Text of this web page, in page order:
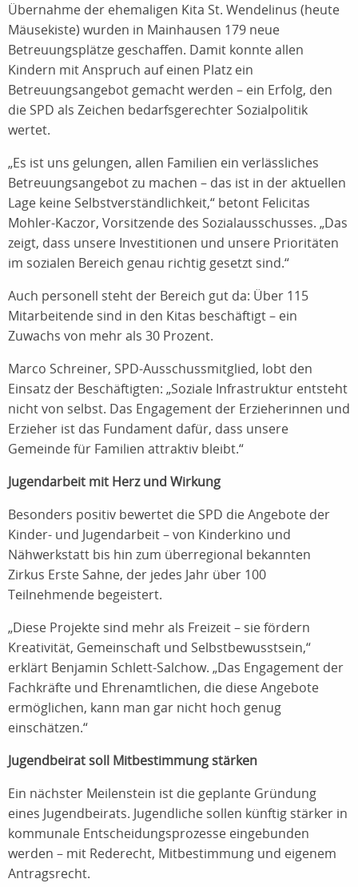
Übernahme der ehemaligen Kita St. Wendelinus (heute
Mäusekiste) wurden in Mainhausen 179 neue
Betreuungsplätze geschaffen. Damit konnte allen
Kindern mit Anspruch auf einen Platz ein
Betreuungsangebot gemacht werden – ein Erfolg, den
die SPD als Zeichen bedarfsgerechter Sozialpolitik
wertet.
„Es ist uns gelungen, allen Familien ein verlässliches
Betreuungsangebot zu machen – das ist in der aktuellen
Lage keine Selbstverständlichkeit,“ betont Felicitas
Mohler-Kaczor, Vorsitzende des Sozialausschusses. „Das
zeigt, dass unsere Investitionen und unsere Prioritäten
im sozialen Bereich genau richtig gesetzt sind.“
Auch personell steht der Bereich gut da: Über 115
Mitarbeitende sind in den Kitas beschäftigt – ein
Zuwachs von mehr als 30 Prozent.
Marco Schreiner, SPD-Ausschussmitglied, lobt den
Einsatz der Beschäftigten: „Soziale Infrastruktur entsteht
nicht von selbst. Das Engagement der Erzieherinnen und
Erzieher ist das Fundament dafür, dass unsere
Gemeinde für Familien attraktiv bleibt.“
Jugendarbeit mit Herz und Wirkung
Besonders positiv bewertet die SPD die Angebote der
Kinder- und Jugendarbeit – von Kinderkino und
Nähwerkstatt bis hin zum überregional bekannten
Zirkus Erste Sahne, der jedes Jahr über 100
Teilnehmende begeistert.
„Diese Projekte sind mehr als Freizeit – sie fördern
Kreativität, Gemeinschaft und Selbstbewusstsein,“
erklärt Benjamin Schlett-Salchow. „Das Engagement der
Fachkräfte und Ehrenamtlichen, die diese Angebote
ermöglichen, kann man gar nicht hoch genug
einschätzen.“
Jugendbeirat soll Mitbestimmung stärken
Ein nächster Meilenstein ist die geplante Gründung
eines Jugendbeirats. Jugendliche sollen künftig stärker in
kommunale Entscheidungsprozesse eingebunden
werden – mit Rederecht, Mitbestimmung und eigenem
Antragsrecht.